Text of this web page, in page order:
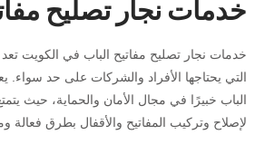
خدمات نجار تصليح
خدمات نجار تصليح مفاتيح الباب في الكويت
التي يحتاجها الأفراد والشركات على حد سواء.
الباب خبيرًا في مجال الأمان والحماية، حيث
لإصلاح وتركيب المفاتيح والأقفال بطرق فعالة